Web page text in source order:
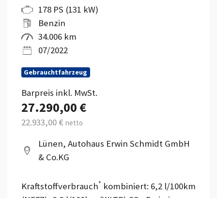
178 PS (131 kW)
Benzin
34.006 km
07/2022
Gebrauchtfahrzeug
Barpreis inkl. MwSt.
27.290,00 €
22.933,00 € netto
Lünen, Autohaus Erwin Schmidt GmbH
& Co.KG
Kraftstoffverbrauch* kombiniert: 6,2 l/100km